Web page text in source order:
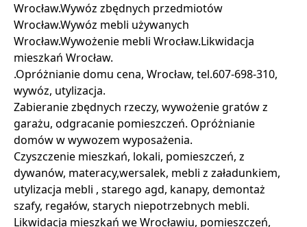
Wrocław.Wywóz zbędnych przedmiotów
Wrocław.Wywóz mebli używanych
Wrocław.Wywożenie mebli Wrocław.Likwidacja
mieszkań Wrocław.
.Opróżnianie domu cena, Wrocław, tel.607-698-310,
wywóz, utylizacja.
Zabieranie zbędnych rzeczy, wywożenie gratów z
garażu, odgracanie pomieszczeń. Opróżnianie
domów w wywozem wyposażenia.
Czyszczenie mieszkań, lokali, pomieszczeń, z
dywanów, materacy,wersalek, mebli z załadunkiem,
utylizacja mebli , starego agd, kanapy, demontaż
szafy, regałów, starych niepotrzebnych mebli.
Likwidacja mieszkań we Wrocławiu, pomieszczeń,